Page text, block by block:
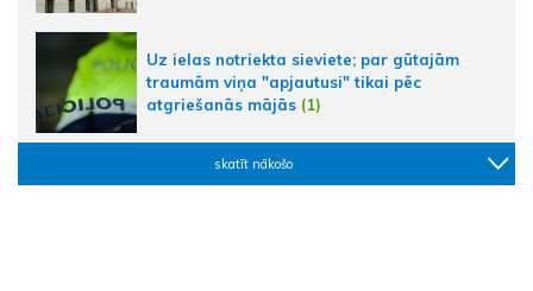
Uz ielas notriekta sieviete; par gūtajām
traumām viņa "apjautusi" tikai pēc
atgriešanās mājās (1)
skatīt nākošo